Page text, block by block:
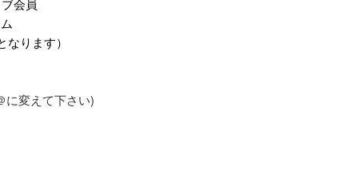
会員
ります）
に変えて下さい)